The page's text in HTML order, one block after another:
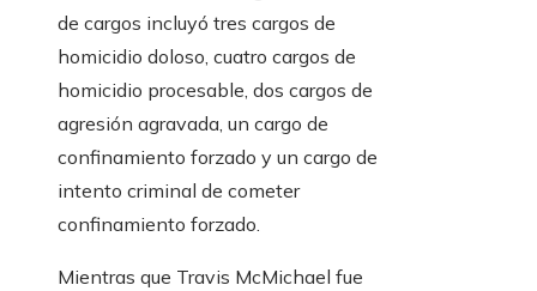
de cargos incluyó tres cargos de
homicidio doloso, cuatro cargos de
homicidio procesable, dos cargos de
agresión agravada, un cargo de
confinamiento forzado y un cargo de
intento criminal de cometer
confinamiento forzado.
Mientras que Travis McMichael fue